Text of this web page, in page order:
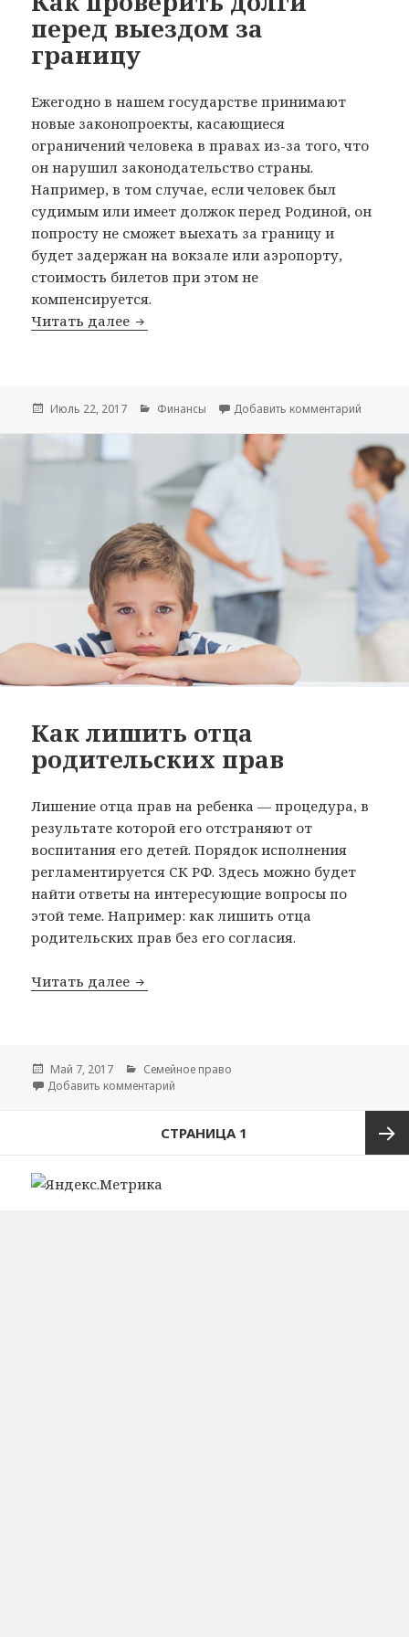
перед выездом за
границу
Ежегодно в нашем государстве принимают
новые законопроекты, касающиеся
ограничений человека в правах из-за того, что
он нарушил законодательство страны.
Например, в том случае, если человек был
судимым или имеет должок перед Родиной, он
попросту не сможет выехать за границу и
будет задержан на вокзале или аэропорту,
стоимость билетов при этом не
компенсируется.
Читать далее Как проверить долги перед выездом
Опубликовано
Июль 22, 2017 Рубрики
Финансы Добавить комментарий
Как лишить отца
родительских прав
Лишение отца прав на ребенка — процедура, в
результате которой его отстраняют от
воспитания его детей. Порядок исполнения
регламентируется СК РФ. Здесь можно будет
найти ответы на интересующие вопросы по
этой теме. Например: как лишить отца
родительских прав без его согласия.
Читать далее Как лишить отца родительских прав
Опубликовано
Май 7, 2017 Рубрики
Семейное право
Добавить комментарий
СТРАНИЦА 1